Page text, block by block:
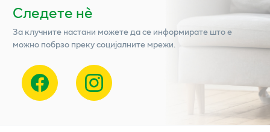
Следете нѐ
За клучните настани можете да се информирате што е
можно побрзо преку социјалните мрежи.